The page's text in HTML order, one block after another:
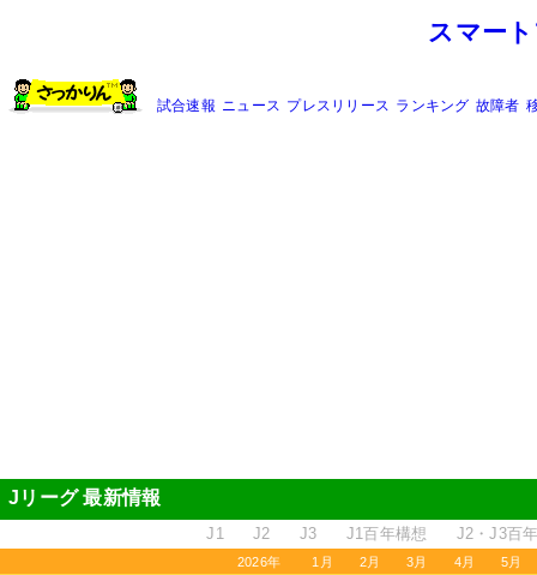
スマー
試合速報 ニュース プレスリリース ランキング 故障者
Jリーグ 最新情報
J1 J2 J3 J1百年構想 J2・J3百
2026年 1月 2月 3月 4月 5月